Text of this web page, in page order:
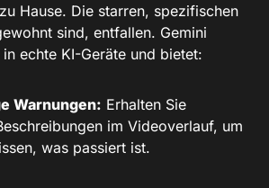
Hause. Die starren, spezifischen
sind, entfallen. Gemini
echte KI-Geräte und bietet:
Warnungen: Erhalten Sie
im Videoverlauf, um
was passiert ist.